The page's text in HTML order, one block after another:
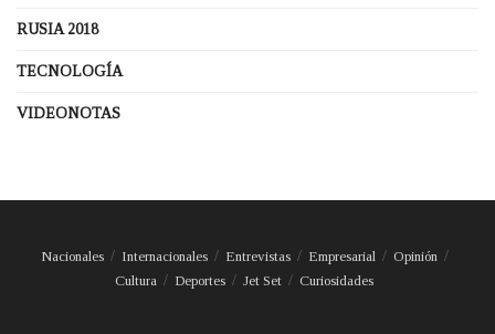
RUSIA 2018
TECNOLOGÍA
VIDEONOTAS
Nacionales Internacionales Entrevistas Empresarial
Opinión
Cultura
Deportes Jet Set Curiosidades